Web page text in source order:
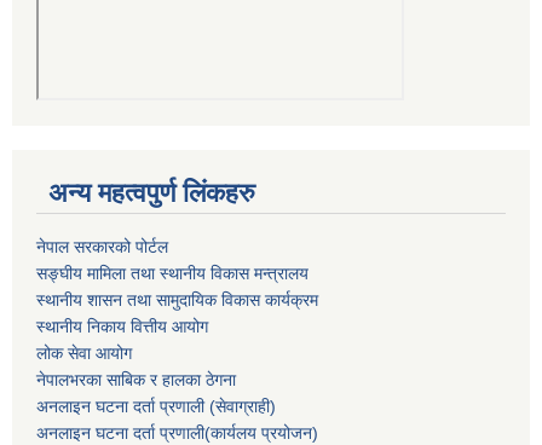
अन्य महत्वपुर्ण लिंकहरु
नेपाल सरकारको पोर्टल
सङ्घीय मामिला तथा स्थानीय विकास मन्त्रालय
स्थानीय शासन तथा सामुदायिक विकास कार्यक्रम
स्थानीय निकाय वित्तीय आयोग
लोक सेवा आयोग
नेपालभरका साबिक र हालका ठेगना
अनलाइन घटना दर्ता प्रणाली (सेवाग्राही)
अनलाइन घटना दर्ता प्रणाली(कार्यलय प्रयोजन)